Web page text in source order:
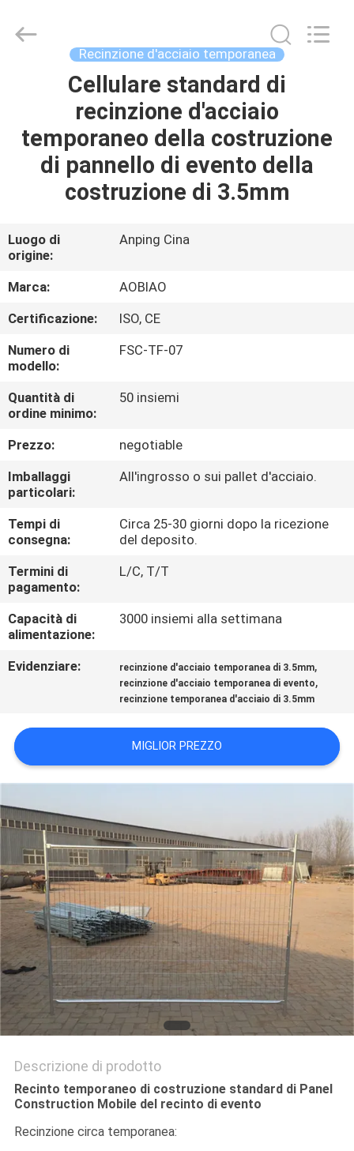
PRODOTTI
GIRO
DELLA
FABBRICA
CONTROLLO
DI
QUALITÀ
CONTATTICI
NOTIZIE
RICHIEDA
UNA
CITAZIONE
MAPPA
SITO
PRIVACY
POLICY
Products
Co.,Ltd.
Recinzione d'acciaio temporanea
Cellulare standard di
recinzione d'acciaio
temporaneo della costruzione
di pannello di evento della
costruzione di 3.5mm
Luogo di
origine:
Anping Cina
Marca:
AOBIAO
Certificazione:
ISO, CE
Numero di
modello:
FSC-TF-07
Quantità di
ordine minimo:
50 insiemi
Prezzo:
negotiable
Imballaggi
particolari:
All'ingrosso o sui pallet d'acciaio.
Tempi di
consegna:
Circa 25-30 giorni dopo la ricezione
del deposito.
Termini di
pagamento:
L/C, T/T
Capacità di
alimentazione:
3000 insiemi alla settimana
Evidenziare: recinzione d'acciaio temporanea di 3.5mm,
recinzione d'acciaio temporanea di evento,
recinzione temporanea d'acciaio di 3.5mm
MIGLIOR PREZZO
Descrizione di prodotto
Recinto temporaneo di costruzione standard di Panel
Construction Mobile del recinto di evento
Recinzione circa temporanea: